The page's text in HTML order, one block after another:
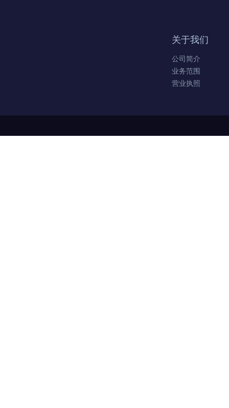
关于我们
公司简介
业务范围
营业执照